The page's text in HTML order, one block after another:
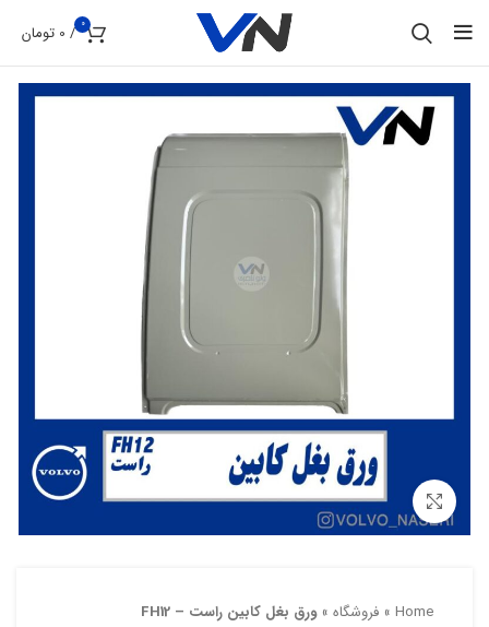
0
/
0 تومان
بزرگنمایی تصویر
Home
» فروشگاه »ورق بغل کابین راست – FH12